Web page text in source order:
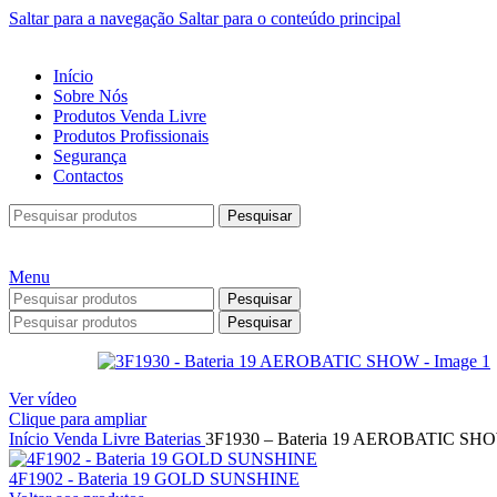
Saltar para a navegação Saltar para o conteúdo principal
Início
Sobre Nós
Produtos Venda Livre
Produtos Profissionais
Segurança
Contactos
Pesquisar
Menu
Pesquisar
Pesquisar
Ver vídeo
Clique para ampliar
Início Venda Livre Baterias 3F1930 – Bateria 19 AEROBATIC
4F1902 - Bateria 19 GOLD SUNSHINE